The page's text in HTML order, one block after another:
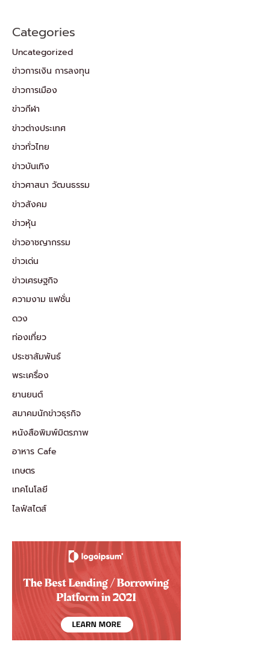
Categories
Uncategorized
ข่าวการเงิน การลงทุน
ข่าวการเมือง
ข่าวกีฬา
ข่าวต่างประเทศ
ข่าวทั่วไทย
ข่าวบันเทิง
ข่าวศาสนา วัฒนธรรม
ข่าวสังคม
ข่าวหุ้น
ข่าวอาชญากรรม
ข่าวเด่น
ข่าวเศรษฐกิจ
ความงาม แฟชั่น
ดวง
ท่องเที่ยว
ประชาสัมพันธ์
พระเครื่อง
ยานยนต์
สมาคมนักข่าวธุรกิจ
หนังสือพิมพ์มิตรภาพ
อาหาร Cafe
เกษตร
เทคโนโลยี
ไลฟ์สไตส์